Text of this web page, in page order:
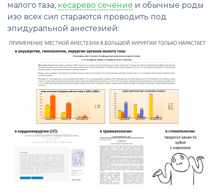
малого таза, кесарево сечение и обычные роды
изо всех сил стараются проводить под
эпидуральной анестезией: